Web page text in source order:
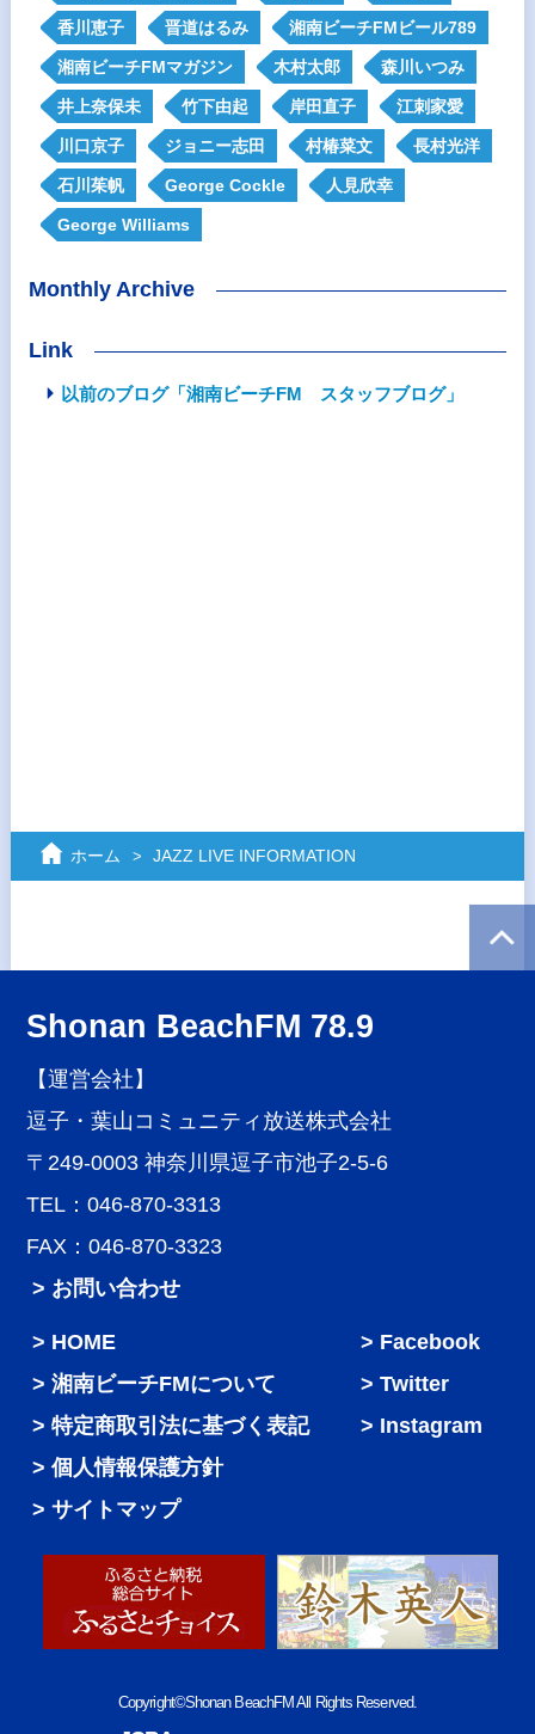
香川恵子 晋道はるみ 湘南ビーチFMビール789
湘南ビーチFMマガジン 木村太郎 森川いつみ
井上奈保未 竹下由起 岸田直子 江刺家愛
川口京子 ジョニー志田 村椿菜文 長村光洋
石川茱帆 George Cockle 人見欣幸
George Williams
Monthly Archive
Link
以前のブログ「湘南ビーチFM スタッフブログ」
ホーム JAZZ LIVE INFORMATION
Shonan BeachFM 78.9
【運営会社】
逗子・葉山コミュニティ放送株式会社
〒249-0003 神奈川県逗子市池子2-5-6
TEL：046-870-3313
FAX：046-870-3323
> お問い合わせ
HOME
湘南ビーチFMについて
特定商取引法に基づく表記
個人情報保護方針
サイトマップ
Facebook
Twitter
Instagram
Copyright©Shonan BeachFM All Rights Reserved.